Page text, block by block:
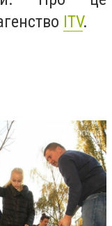
ITV.